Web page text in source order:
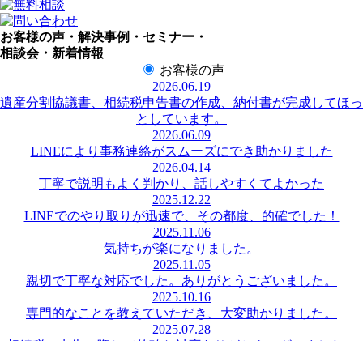
お客様の声・解決事例・セミナー・
相談会・新着情報
お客様の声
2026.06.19
遺産分割協議書、相続税申告書の作成、納付書が完成してほっ
としています。
2026.06.09
LINEにより事務連絡がスムーズにでき助かりました
2026.04.14
丁寧で説明もよく判かり、話しやすくてよかった
2025.12.22
LINEでのやり取りが迅速で、その都度、的確でした！
2025.11.06
気持ちが楽になりました。
2025.11.05
親切で丁寧な対応でした。ありがとうございました。
2025.10.16
専門的なことを教えていただき、大変助かりました。
2025.07.28